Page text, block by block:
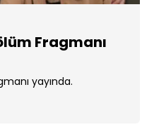
Fragmanı
yayında.